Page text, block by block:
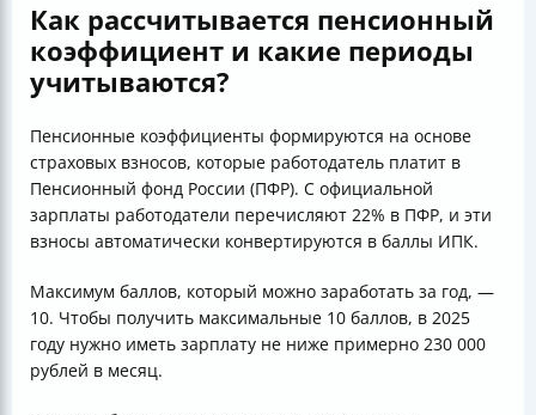
Как рассчитывается пенсионный
коэффициент и какие периоды
учитываются?
Пенсионные коэффициенты формируются на основе
страховых взносов, которые работодатель платит в
Пенсионный фонд России (ПФР). С официальной
зарплаты работодатели перечисляют 22% в ПФР, и эти
взносы автоматически конвертируются в баллы ИПК.
Максимум баллов, который можно заработать за год, —
10. Чтобы получить максимальные 10 баллов, в 2025
году нужно иметь зарплату не ниже примерно 230 000
рублей в месяц.